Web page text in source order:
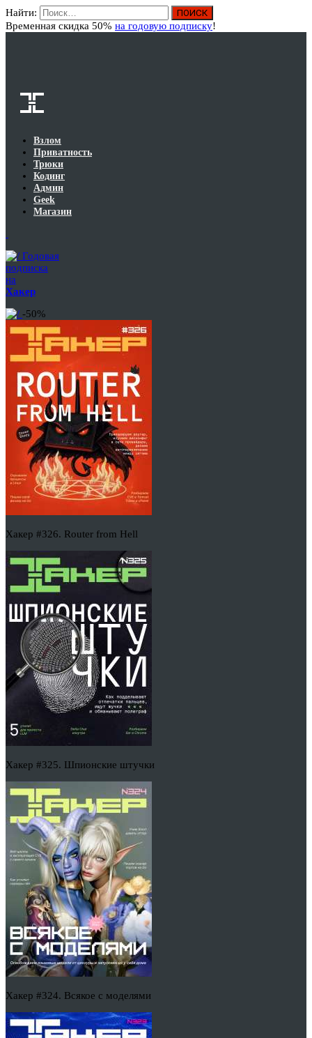
Найти:
Временная скидка 50% на годовую подписку!
Взлом
Приватность
Трюки
Кодинг
Админ
Geek
Магазин
Годовая
подписка
на
Хакер
-50%
Хакер #326. Router from Hell
Хакер #325. Шпионские штучки
Хакер #324. Всякое с моделями